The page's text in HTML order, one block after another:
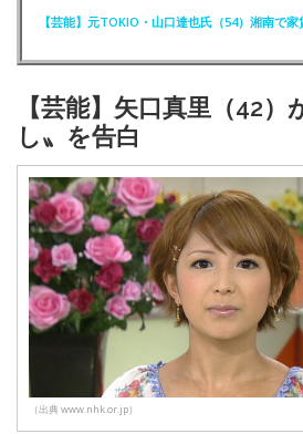
【芸能】元TOKIO・山口達也氏（54）湘南で
【芸能】矢口真里（42
し〟を告白
（出典 www.nhk.or.jp）